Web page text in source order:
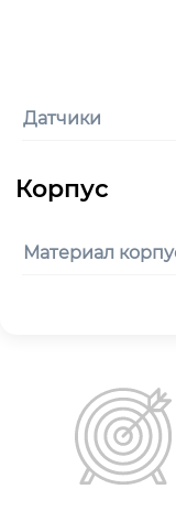
Датчики
Материал